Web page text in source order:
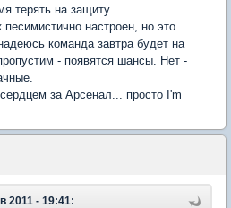
терять на защиту.
настроен, но это
команда завтра будет на
- появятся шансы. Нет -
за Арсенал... просто I'm
2011 - 19:41: